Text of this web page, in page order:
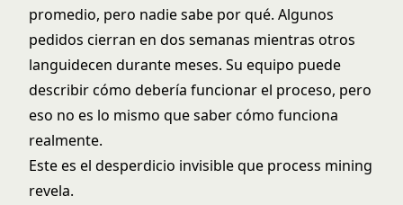
promedio, pero nadie sabe por qué. Algunos
pedidos cierran en dos semanas mientras otros
languidecen durante meses. Su equipo puede
describir cómo debería funcionar el proceso, pero
eso no es lo mismo que saber cómo funciona
realmente.
Este es el desperdicio invisible que process mining
revela.